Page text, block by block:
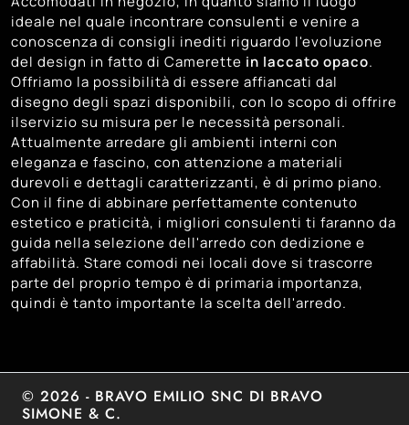
Trento
Treviso 134
Venezia 121
Vicenza 99
ideale nel quale incontrare consulenti e venire a
conoscenza di consigli inediti riguardo l'evoluzione
del design in fatto di Camerette in laccato opaco.
Offriamo la possibilità di essere affiancati dal
disegno degli spazi disponibili, con lo scopo di offrire
ilservizio su misura per le necessità personali.
Attualmente arredare gli ambienti interni con
eleganza e fascino, con attenzione a materiali
durevoli e dettagli caratterizzanti, è di primo piano.
Con il fine di abbinare perfettamente contenuto
estetico e praticità, i migliori consulenti ti faranno da
guida nella selezione dell'arredo con dedizione e
affabilità. Stare comodi nei locali dove si trascorre
parte del proprio tempo è di primaria importanza,
quindi è tanto importante la scelta dell'arredo.
© 2026 - BRAVO EMILIO SNC DI BRAVO
SIMONE & C.